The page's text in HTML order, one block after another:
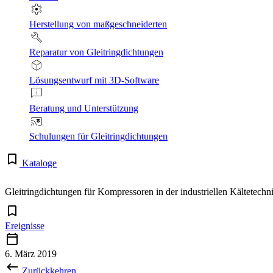
Herstellung von maßgeschneiderten
Reparatur von Gleitringdichtungen
Lösungsentwurf mit 3D-Software
Beratung und Unterstützung
Schulungen für Gleitringdichtungen
Kataloge
Gleitringdichtungen für Kompressoren in der industriellen
Ereignisse
6. März 2019